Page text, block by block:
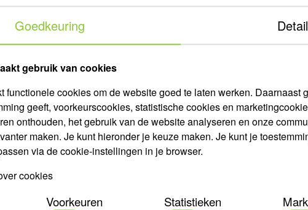
helpen dan ook
situatie! Stuur ons
contact met ons
17:30.
Capaciteit
3,36 m³/uur
Uitvoering
50, Nozzle Ø2
Kwalificatie
3/8" bu-dr
Materiaal
Polyamide
Garantie
2 jaar na
Kleur
zichtbaar.
Goedkeuring
gebruik van cookies
functionele cookies om de website goed te laten werken. Daarnaast
geeft, voorkeurscookies, statistische cookies en
onthouden, het gebruik van de website analyseren en onze
maken. Je kunt hieronder je keuze maken. Je kunt je
via de cookie-instellingen in je browser.
cookies
Voorkeuren Statistieken